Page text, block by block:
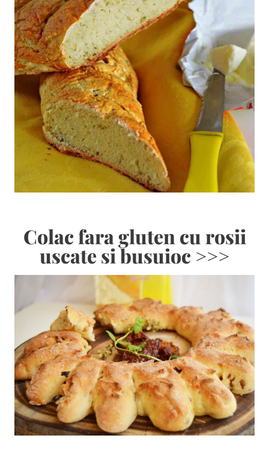
Colac fara gluten cu rosii
uscate si busuioc >>>